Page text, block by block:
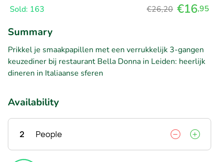
Sold: 163 €26,20 €16,95
Summary
Prikkel je smaakpapillen met een verrukkelijk 3-gangen
keuzediner bij restaurant Bella Donna in Leiden: heerlijk
dineren in Italiaanse sferen
Availability
2 People